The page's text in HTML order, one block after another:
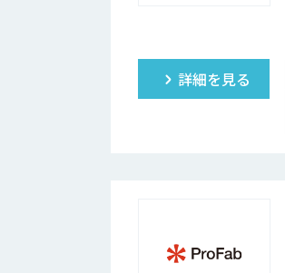
詳細を見る